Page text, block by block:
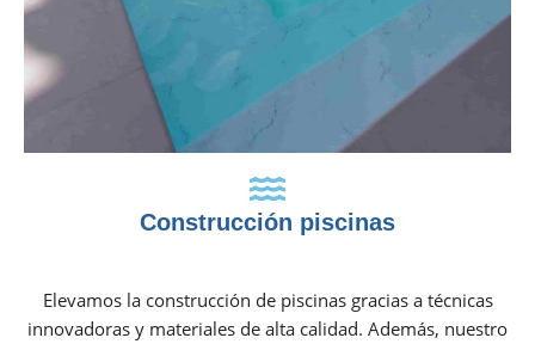
Construcción piscinas
Elevamos la construcción de piscinas gracias a técnicas
innovadoras y materiales de alta calidad. Además, nuestro